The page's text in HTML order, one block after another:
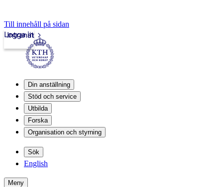
Till innehåll på sidan
Intranät
Logga in
Din anställning
Stöd och service
Utbilda
Forska
Organisation och styrning
Sök
English
Meny